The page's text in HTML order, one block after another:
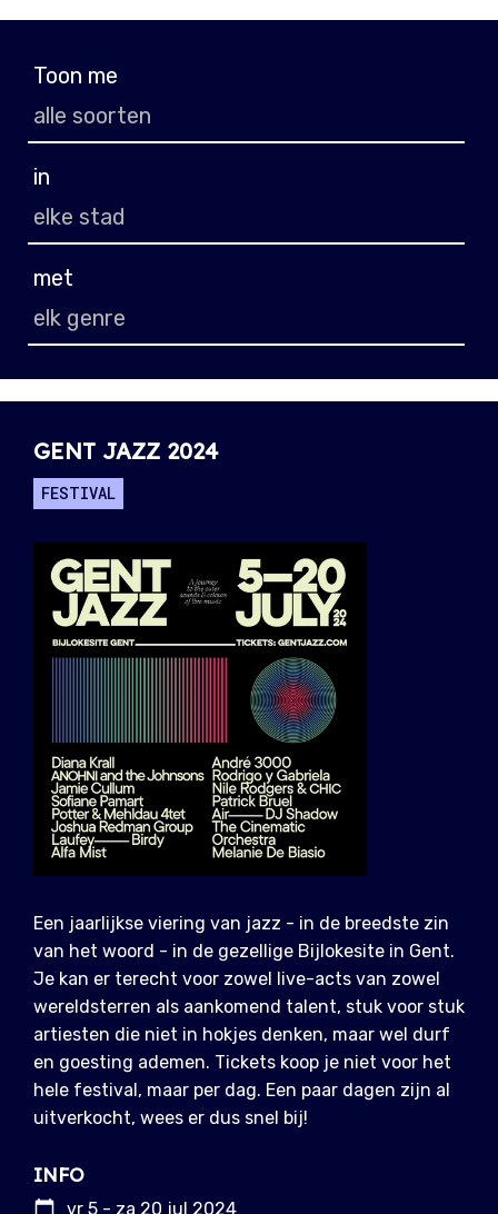
Toon me
in
met
GENT JAZZ 2024
FESTIVAL
Een jaarlijkse viering van jazz - in de breedste zin
van het woord - in de gezellige Bijlokesite in Gent.
Je kan er terecht voor zowel live-acts van zowel
wereldsterren als aankomend talent, stuk voor stuk
artiesten die niet in hokjes denken, maar wel durf
en goesting ademen. Tickets koop je niet voor het
hele festival, maar per dag. Een paar dagen zijn al
uitverkocht, wees er dus snel bij!
INFO
vr 5 - za 20 jul 2024